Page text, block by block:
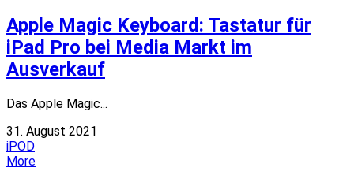
Apple Magic Keyboard: Tastatur für
iPad Pro bei Media Markt im
Ausverkauf
Das Apple Magic...
31. August 2021
iPOD
More